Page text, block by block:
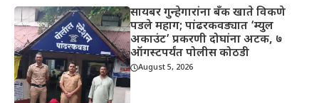
सायबर गुन्हेगारांना बँक खाते विकणे
पडले महाग; पांढरकवड्यात ‘म्युल
अकाउंट’ प्रकरणी दोघांना अटक, ७
ऑगस्टपर्यंत पोलीस कोठडी
August 5, 2026